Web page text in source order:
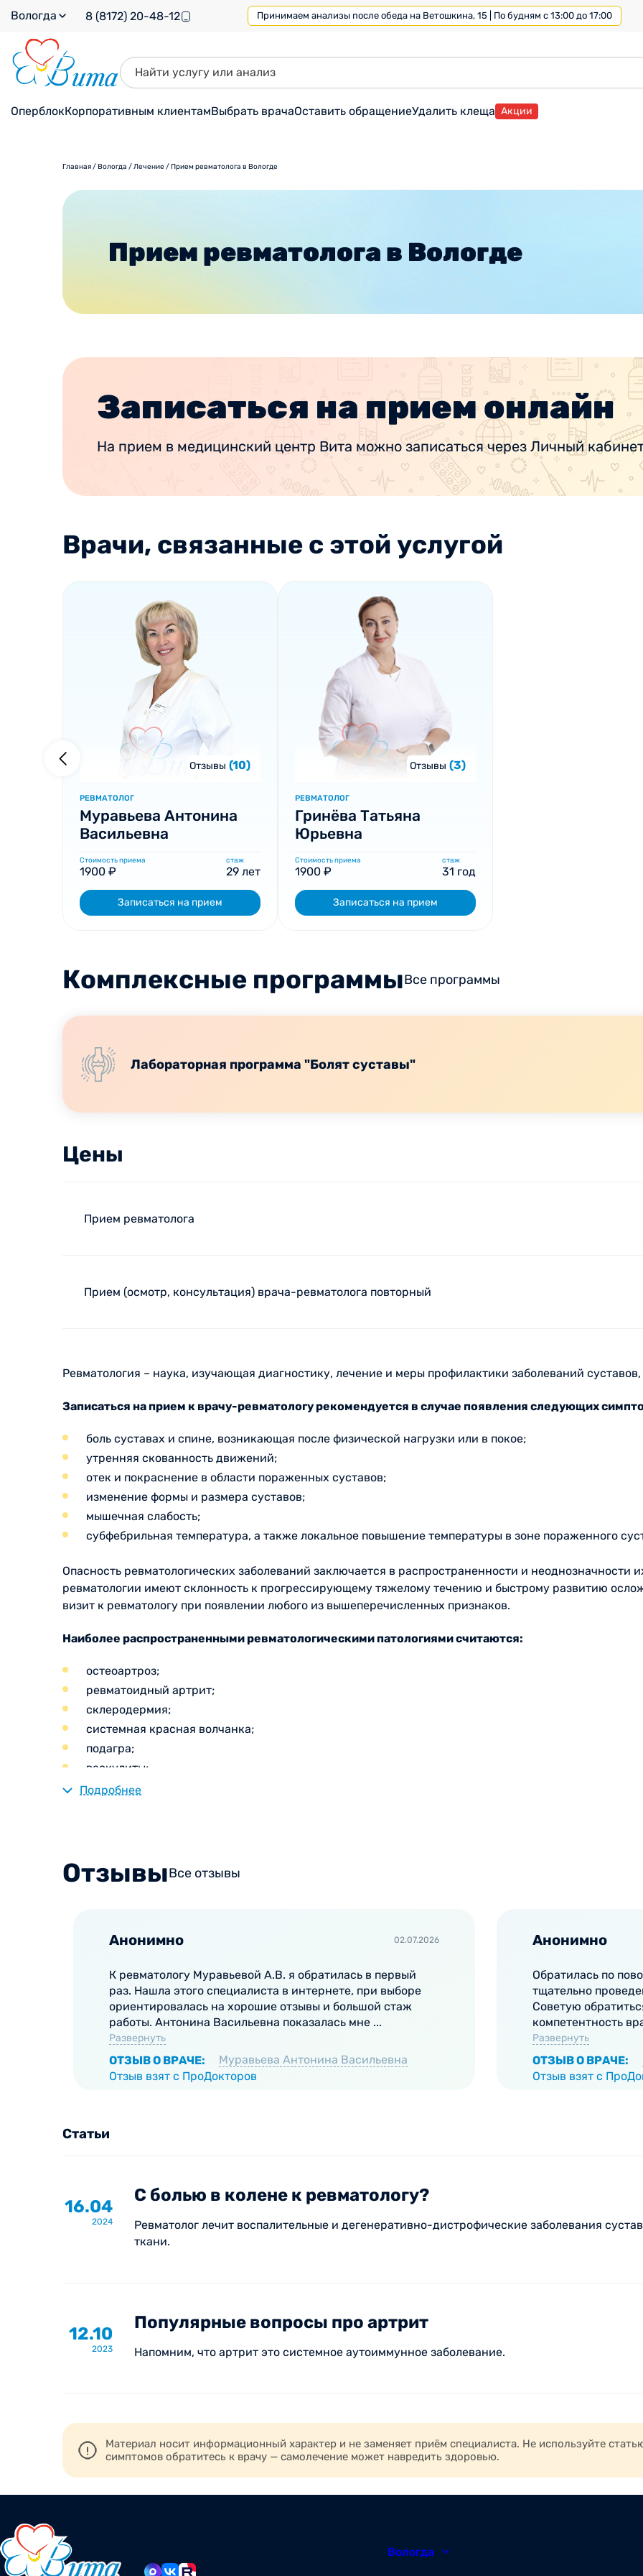
Вологда 8 (8172) 20-48-12 Принимаем анализы после обеда на Ветошкина, 15 | По будням с 13:00 до 17:00
ОперблокКорпоративным клиентамВыбрать врачаОставить обращениеУдалить клеща Акции
Главная/Вологда /Лечение /Прием ревматолога в Вологде
Прием ревматолога в Вологде
Записаться на прием онлайн
На прием в медицинский центр Вита можно записаться через Личный
Врачи, связанные с этой услугой
Отзывы (10)
РЕВМАТОЛОГ
Муравьева Антонина
Васильевна
Стоимость приема
1900 ₽
стаж
29 лет
Записаться на прием
Отзывы (3)
РЕВМАТОЛОГ
Гринёва Татьяна
Юрьевна
Стоимость приема
1900 ₽
стаж
31 год
Записаться на прием
Комплексные программыВсе программы
Лабораторная программа "Болят суставы"
Цены
Прием ревматолога
Прием (осмотр, консультация) врача-ревматолога повторный
Ревматология – наука, изучающая диагностику, лечение и меры профилактики заболеваний
Записаться на прием к врачу-ревматологу рекомендуется в случае появления следующих
боль суставах и спине, возникающая после физической нагрузки или в покое;
утренняя скованность движений;
отек и покраснение в области пораженных суставов;
изменение формы и размера суставов;
мышечная слабость;
субфебрильная температура, а также локальное повышение температуры в зоне пораженного
Опасность ревматологических заболеваний заключается в распространенности и неоднозначности
ревматологии имеют склонность к прогрессирующему тяжелому течению и быстрому развитию
визит к ревматологу при появлении любого из вышеперечисленных признаков.
Наиболее распространенными ревматологическими патологиями считаются:
остеоартроз;
ревматоидный артрит;
склеродермия;
системная красная волчанка;
подагра;
васкулиты;
острая ревматическая лихорадка;
полимиозит;
спондилоартропатии и др.
руководствуются современными международными рекомендациями по диагностике и лечению
Подробнее
ОтзывыВсе отзывы
Анонимно 02.07.2026
К ревматологу Муравьевой А.В. я обратилась в первый
раз. Нашла этого специалиста в интернете, при выборе
ориентировалась на хорошие отзывы и большой стаж
работы. Антонина Васильевна показалась мне ...
Развернуть
ОТЗЫВ О ВРАЧЕ:
Муравьева Антонина Васильевна
Отзыв взят с ПроДокторов
Анонимно
Обратилась по
тщательно
Советую
компетентность
Развернуть
ОТЗЫВ О ВРАЧЕ:
Отзыв взят с
Статьи
16.04
2024
С болью в колене к ревматологу?
Ревматолог лечит воспалительные и дегенеративно-дистрофические заболевания
ткани.
12.10
2023
Популярные вопросы про артрит
Напомним, что артрит это системное аутоиммунное заболевание.
Материал носит информационный характер и не заменяет приём специалиста. Не используйте
симптомов обратитесь к врачу — самолечение может навредить здоровью.
Вологда